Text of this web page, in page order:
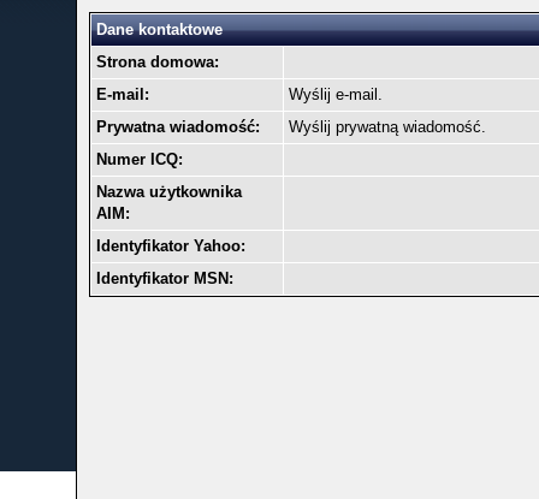
Dane kontaktowe
Strona domowa:
E-mail:
Wyślij e-mail.
Prywatna wiadomość:
Wyślij prywatną wiadomość.
Numer ICQ:
Nazwa użytkownika
AIM:
Identyfikator Yahoo:
Identyfikator MSN: